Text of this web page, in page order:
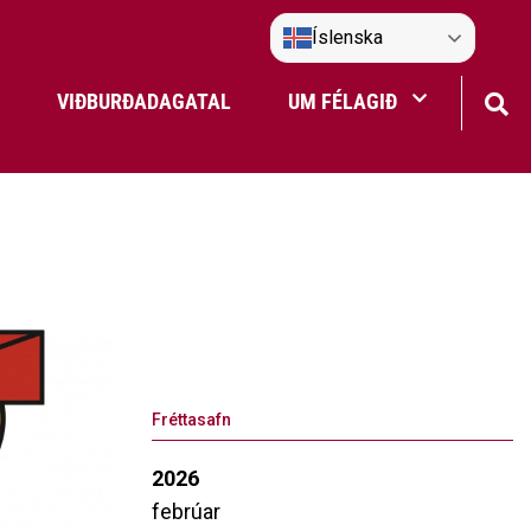
VIÐBURÐADAGATAL UM FÉLAGIÐ
Íslenska
Fréttasafn
2026
febrúar